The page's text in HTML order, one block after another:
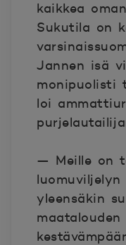
kaikkea
Sukutila on
Jannen isä
monipuolisti
loi
— Meille on
yleensäkin